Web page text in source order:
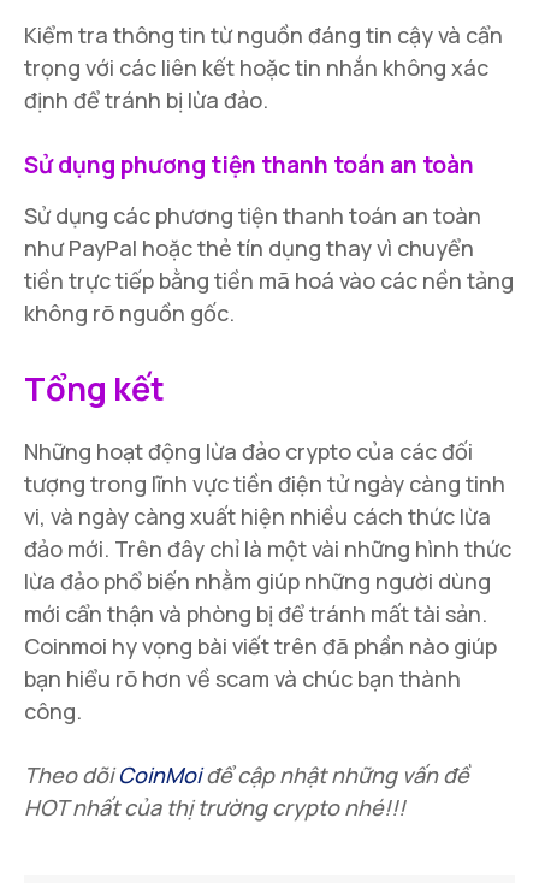
Kiểm tra thông tin từ nguồn đáng tin cậy và cẩn
trọng với các liên kết hoặc tin nhắn không xác
định để tránh bị lừa đảo.
Sử dụng phương tiện thanh toán an toàn
Sử dụng các phương tiện thanh toán an toàn
như PayPal hoặc thẻ tín dụng thay vì chuyển
tiền trực tiếp bằng tiền mã hoá vào các nền tảng
không rõ nguồn gốc.
Tổng kết
Những hoạt động lừa đảo crypto của các đối
tượng trong lĩnh vực tiền điện tử ngày càng tinh
vi, và ngày càng xuất hiện nhiều cách thức lừa
đảo mới. Trên đây chỉ là một vài những hình thức
lừa đảo phổ biến nhằm giúp những người dùng
mới cẩn thận và phòng bị để tránh mất tài sản.
Coinmoi hy vọng bài viết trên đã phần nào giúp
bạn hiểu rõ hơn về scam và chúc bạn thành
công.
Theo dõiCoinMoiđể cập nhật những vấn đề
HOT nhất của thị trường crypto nhé!!!